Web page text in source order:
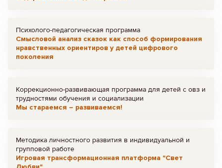
Психолого-педагогическая программа
Смысловой анализ сказок как способ формирования
нравственных ориентиров у детей цифрового
поколения
Коррекционно-развивающая программа для детей с овз и
трудностями обучения и социализации
Мы стараемся – развиваемся!
Методика личностного развития в индивидуальной и
групповой работе
Игровая трансформационная платформа "Свет